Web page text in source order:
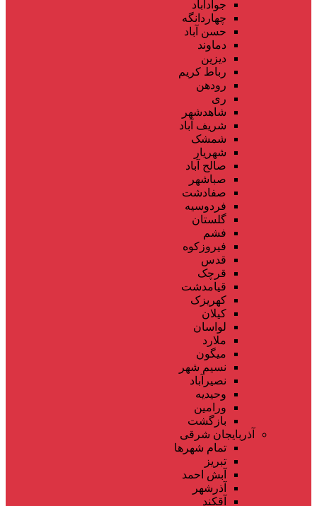
جوادآباد
چهاردانگه
حسن آباد
دماوند
دیزین
رباط کریم
رودهن
ری
شاهدشهر
شریف آباد
شمشک
شهریار
صالح آباد
صباشهر
صفادشت
فردوسیه
گلستان
فشم
فیروزکوه
قدس
قرچک
قیامدشت
کهریزک
کیلان
لواسان
ملارد
میگون
نسیم شهر
نصیرآباد
وحیدیه
ورامین
بازگشت
آذربایجان شرقی
تمام شهر‌ها
تبریز
آبش احمد
آذرشهر
آقکند